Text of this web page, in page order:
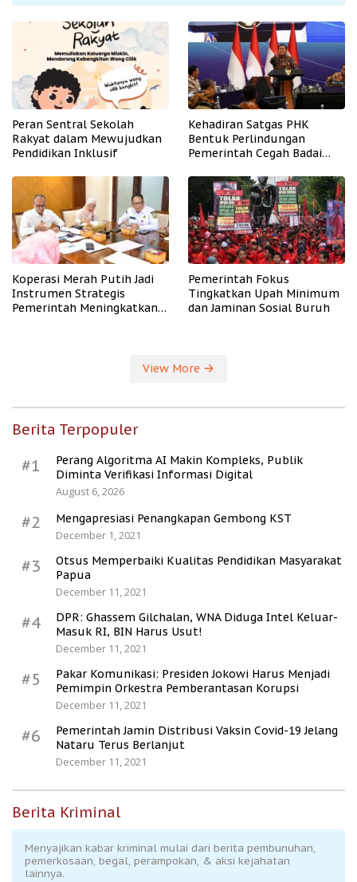
Peran Sentral Sekolah
Rakyat dalam Mewujudkan
Pendidikan Inklusif
Kehadiran Satgas PHK
Bentuk Perlindungan
Pemerintah Cegah Badai
Koperasi Merah Putih Jadi
Instrumen Strategis
Pemerintah Meningkatkan
Pemerintah Fokus
Tingkatkan Upah Minimum
dan Jaminan Sosial Buruh
View More
Berita Terpopuler
#1
Perang Algoritma AI Makin Kompleks, Publik
Diminta Verifikasi Informasi Digital
August 6, 2026
#2
Mengapresiasi Penangkapan Gembong KST
December 1, 2021
#3
Otsus Memperbaiki Kualitas Pendidikan Masyarakat
Papua
December 11, 2021
#4
DPR: Ghassem Gilchalan, WNA Diduga Intel Keluar-
Masuk RI, BIN Harus Usut!
December 11, 2021
#5
Pakar Komunikasi: Presiden Jokowi Harus Menjadi
Pemimpin Orkestra Pemberantasan Korupsi
December 11, 2021
#6
Pemerintah Jamin Distribusi Vaksin Covid-19 Jelang
Nataru Terus Berlanjut
December 11, 2021
Berita Kriminal
Menyajikan kabar kriminal mulai dari berita pembunuhan,
pemerkosaan, begal, perampokan, & aksi kejahatan
lainnya.